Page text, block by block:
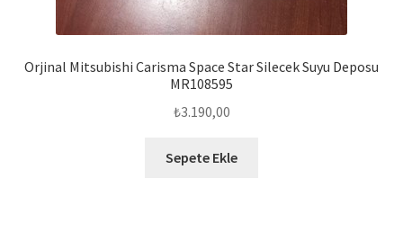
Orjinal Mitsubishi Carisma Space Star Silecek Suyu Deposu
MR108595
₺3.190,00
Sepete Ekle